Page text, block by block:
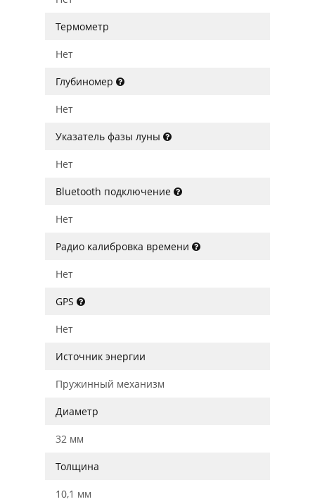
Термометр
Нет
Глубиномер
Нет
Указатель фазы луны
Нет
Bluetooth подключение
Нет
Радио калибровка времени
Нет
GPS
Нет
Источник энергии
Пружинный механизм
Диаметр
32 мм
Толщина
10,1 мм